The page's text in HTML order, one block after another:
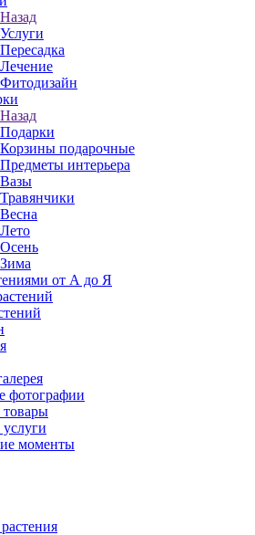
Назад
Услуги
Пересадка
Лечение
Фитодизайн
Назад
Подарки
Корзины подарочные
Предметы интерьера
Вазы
Травянчики
Весна
Лето
Осень
Зима
от А до Я
фотографии
моменты